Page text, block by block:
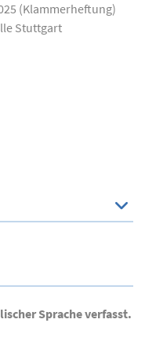
(Klammerheftung)
Stuttgart
Sprache verfasst.